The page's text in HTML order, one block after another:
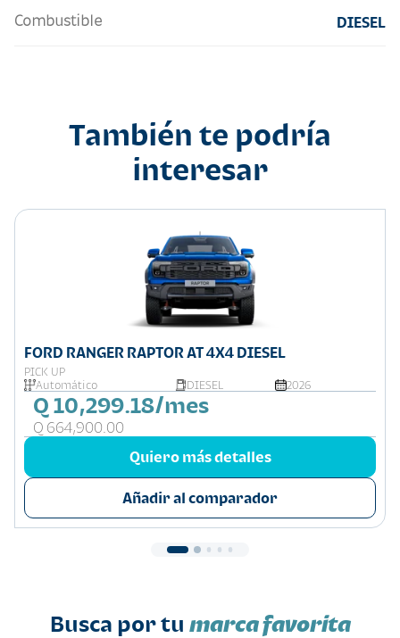
Combustible DIESEL
También te podría
interesar
FORD RANGER RAPTOR AT 4X4 DIESEL
PICK UP
Automático
DIESEL 2026
Q 10,299.18/mes
Q 664,900.00
Quiero más detalles
Añadir al comparador
Busca por tu marca favorita